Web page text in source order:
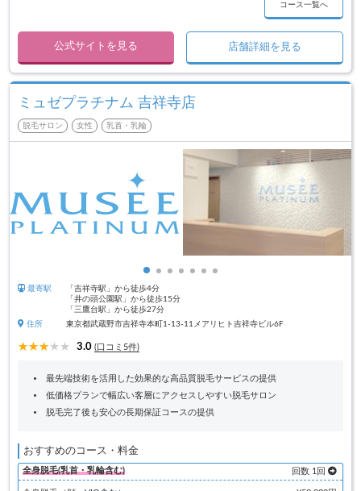
コース一覧へ
公式サイトを見る 店舗詳細を見る
ミュゼプラチナム 吉祥寺店
脱毛サロン 女性 乳首・乳輪
最寄駅
「吉祥寺駅」から徒歩4分
「井の頭公園駅」から徒歩15分
「三鷹台駅」から徒歩27分
住所
東京都武蔵野市吉祥寺本町1-13-11メアリヒト吉祥寺ビル6F
3.0 (口コミ5件)
最先端技術を活用した効果的な高品質脱毛サービスの提供
低価格プランで幅広い客層にアクセスしやすい脱毛サロン
脱毛完了後も安心の長期保証コースの提供
おすすめのコース・料金
全身脱毛(乳首・乳輪含む) 回数 1回